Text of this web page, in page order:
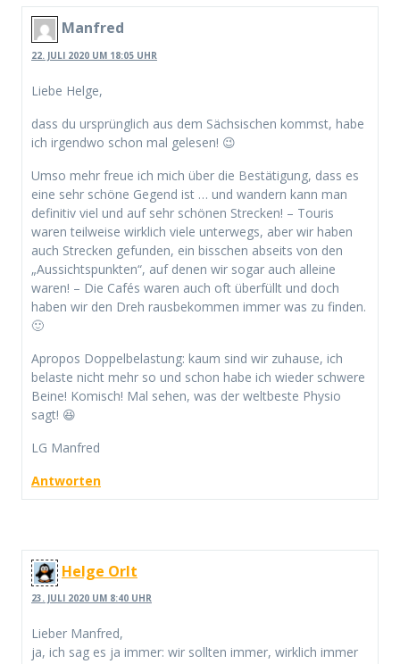
Manfred
22. JULI 2020 UM 18:05 UHR
Liebe Helge,
dass du ursprünglich aus dem Sächsischen kommst, habe
ich irgendwo schon mal gelesen! 😉
Umso mehr freue ich mich über die Bestätigung, dass es
eine sehr schöne Gegend ist … und wandern kann man
definitiv viel und auf sehr schönen Strecken! – Touris
waren teilweise wirklich viele unterwegs, aber wir haben
auch Strecken gefunden, ein bisschen abseits von den
„Aussichtspunkten“, auf denen wir sogar auch alleine
waren! – Die Cafés waren auch oft überfüllt und doch
haben wir den Dreh rausbekommen immer was zu finden.
🙂
Apropos Doppelbelastung: kaum sind wir zuhause, ich
belaste nicht mehr so und schon habe ich wieder schwere
Beine! Komisch! Mal sehen, was der weltbeste Physio
sagt! 😆
LG Manfred
Antworten
Helge Orlt
23. JULI 2020 UM 8:40 UHR
Lieber Manfred,
ja, ich sag es ja immer: wir sollten immer, wirklich immer